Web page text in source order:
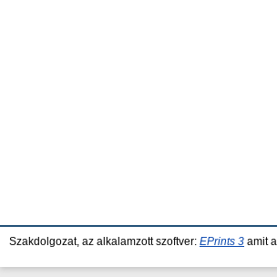
Szakdolgozat, az alkalamzott szoftver: EPrints 3 amit a